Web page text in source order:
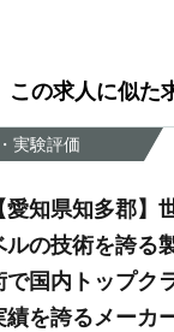
この求人に似た
実験評価
愛知県知多郡】
ルの技術を誇る
で国内トップク
績を誇るメーカ